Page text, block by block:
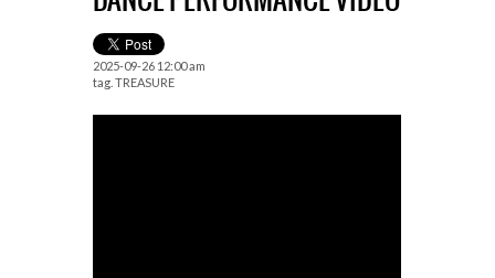
2025-09-26 12:00 am
tag. TREASURE